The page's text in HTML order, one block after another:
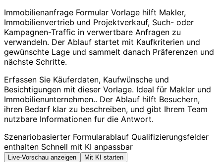
Immobilienanfrage Formular Vorlage hilft Makler,
Immobilienvertrieb und Projektverkauf, Such- oder
Kampagnen-Traffic in verwertbare Anfragen zu
verwandeln. Der Ablauf startet mit Kaufkriterien und
gewünschte Lage und sammelt danach Präferenzen und
nächste Schritte.
Erfassen Sie Käuferdaten, Kaufwünsche und
Besichtigungen mit dieser Vorlage. Ideal für Makler und
Immobilienunternehmen.. Der Ablauf hilft Besuchern,
ihren Bedarf klar zu beschreiben, und gibt Ihrem Team
nutzbare Informationen fur die Antwort.
Szenariobasierter Formularablauf Qualifizierungsfelder
enthalten Schnell mit KI anpassbar
Live-Vorschau anzeigen Mit KI starten